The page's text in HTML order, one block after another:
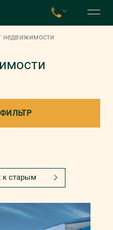
недвижимости
ФИЛЬТР
к старым